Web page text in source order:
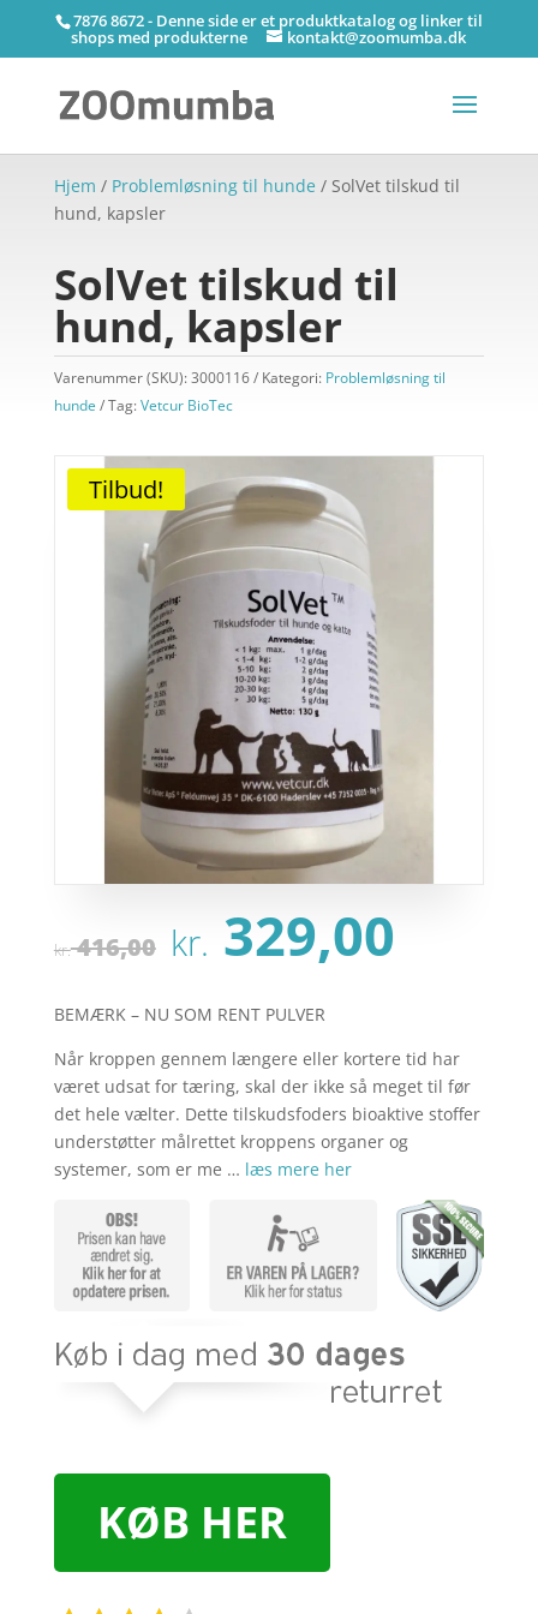
7876 8672 - Denne side er et produktkatalog og linker til
shops med produkterne kontakt@zoomumba.dk
Hjem / Problemløsning til hunde / SolVet tilskud til
hund, kapsler
SolVet tilskud til
hund, kapsler
Varenummer (SKU):3000116 Kategori: Problemløsning til
hunde
Tag:Vetcur BioTec
Tilbud!
kr.416,00 Den
oprindelige
pris
var:
kr. 416,00.
kr. 329,00
kr.
BEMÆRK – NU SOM RENT PULVER
Når kroppen gennem længere eller kortere tid har
været udsat for tæring, skal der ikke så meget til før
det hele vælter. Dette tilskudsfoders bioaktive stoffer
understøtter målrettet kroppens organer og
systemer, som er me … læs mere her
KØB HER